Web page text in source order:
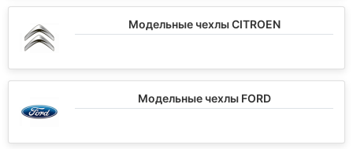
Модельные чехлы CITROEN
Модельные чехлы FORD